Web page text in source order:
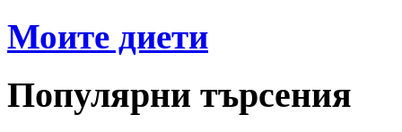
Моите диети
Популярни търсения